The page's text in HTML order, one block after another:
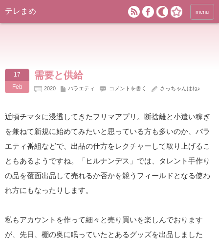
テレまめ menu
17
Feb
需要と供給
2020 バラエティ コメントを書く さっちゃんはね♪
近頃チマタに浸透してきたフリマアプリ。断捨離と小遣い稼ぎ
を兼ねて新規に始めてみたいと思っている方も多いのか、バラ
エティ番組などで、出品の仕方をレクチャーして取り上げるこ
ともあるようですね。「ヒルナンデス」では、タレント手作り
の品を覆面出品して売れるか否かを競うフィールドとなる使わ
れ方にもなったりします。
私もアカウントを作って細々と売り買いを楽しんでおります
が、先日、棚の奥に眠っていたとあるグッズを出品しました